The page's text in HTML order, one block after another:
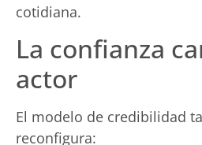
cotidiana.
La confianza
actor
El modelo de credibilidad
reconfigura: